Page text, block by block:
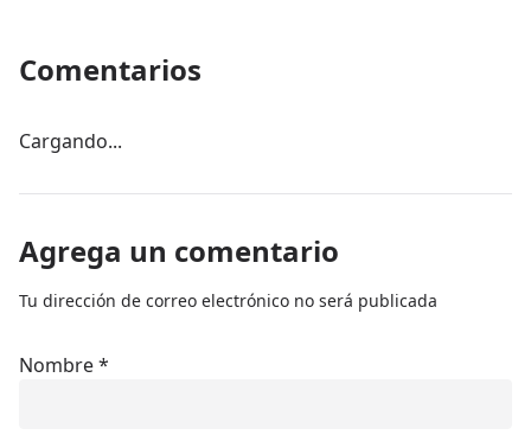
Comentarios
Cargando...
Agrega un comentario
Tu dirección de correo electrónico no será publicada
Nombre*